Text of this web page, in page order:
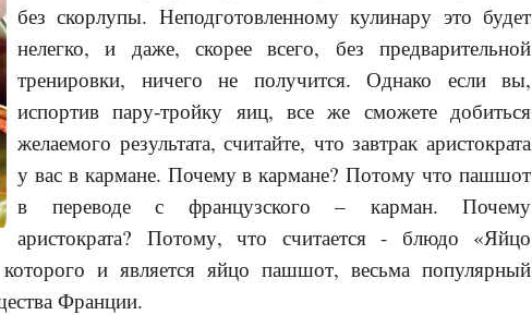
без скорлупы. Неподготовленному кулинару это будет
нелегко, и даже, скорее всего, без предварительной
тренировки, ничего не получится. Однако если вы,
испортив пару-тройку яиц, все же сможете добиться
желаемого результата, считайте, что завтрак аристократа
у вас в кармане. Почему в кармане? Потому что пашшот
в переводе с французского – карман. Почему
аристократа? Потому, что считается - блюдо «Яйцо
и является яйцо пашшот, весьма популярный
Франции.